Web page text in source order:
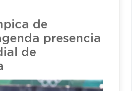
de
presencia
de